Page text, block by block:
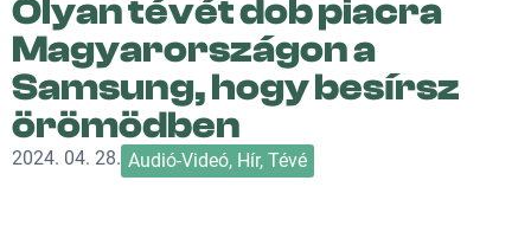
Olyan tévét dob piacra
Magyarországon a
Samsung, hogy besírsz
örömödben
2024. 04. 28. Audió-Videó, Hír, Tévé